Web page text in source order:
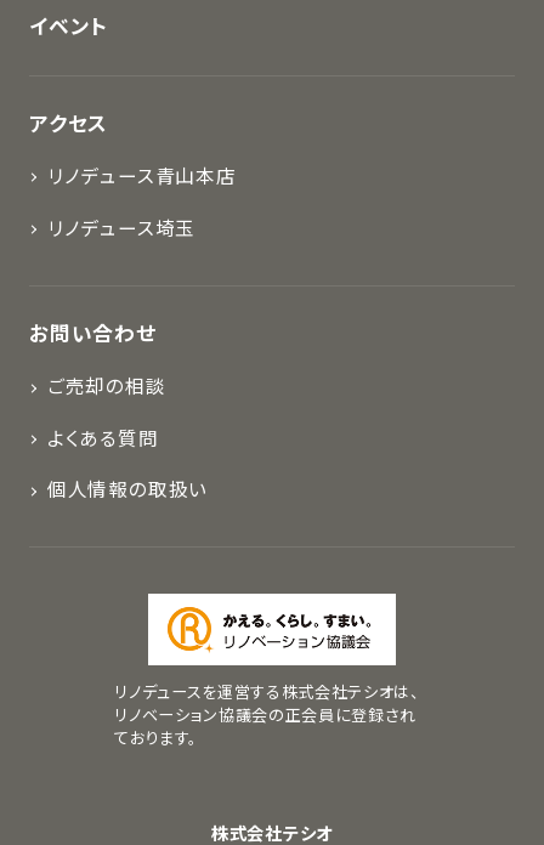
イベント
アクセス
リノデュース青山本店
リノデュース埼玉
お問い合わせ
ご売却の相談
よくある質問
個人情報の取扱い
リノデュースを運営する株式会社テシオは、
リノベーション協議会の正会員に登録され
ております。
株式会社テシオ